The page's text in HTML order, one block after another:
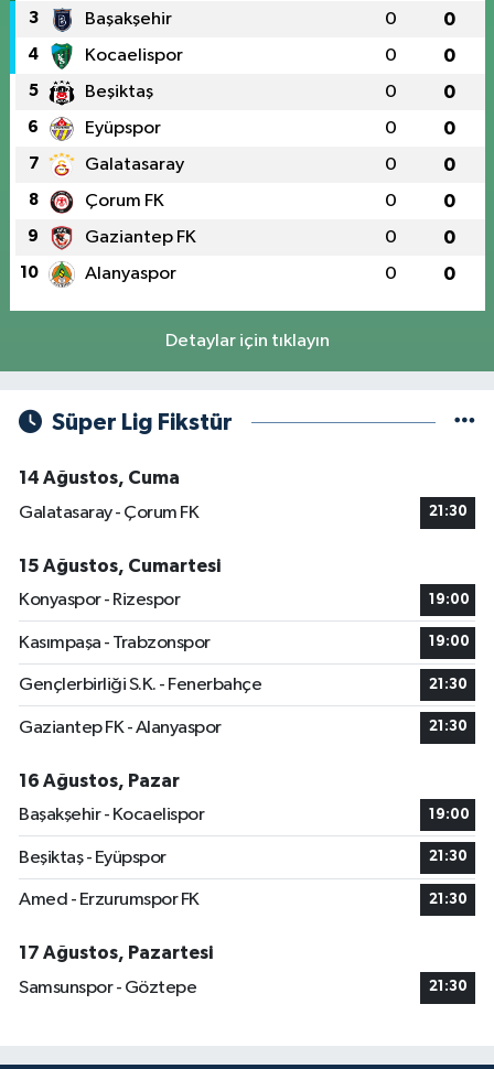
3 Başakşehir 0 0
4 Kocaelispor 0 0
5 Beşiktaş 0 0
6 Eyüpspor 0 0
7 Galatasaray 0 0
8 Çorum FK 0 0
9 Gaziantep FK 0 0
10 Alanyaspor 0 0
Detaylar için tıklayın
Süper Lig Fikstür
14 Ağustos, Cuma
Galatasaray - Çorum FK
21:30
15 Ağustos, Cumartesi
Konyaspor - Rizespor
19:00
Kasımpaşa - Trabzonspor 19:00
Gençlerbirliği S.K. - Fenerbahçe 21:30
Gaziantep FK - Alanyaspor 21:30
16 Ağustos, Pazar
Başakşehir - Kocaelispor
19:00
Beşiktaş - Eyüpspor 21:30
Amed - Erzurumspor FK 21:30
17 Ağustos, Pazartesi
Samsunspor - Göztepe
21:30